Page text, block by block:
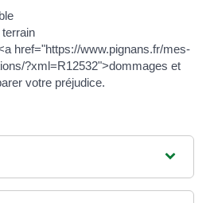
href="https://www.pignans.fr/mes-
?xml=R12532">dommages et
votre préjudice.